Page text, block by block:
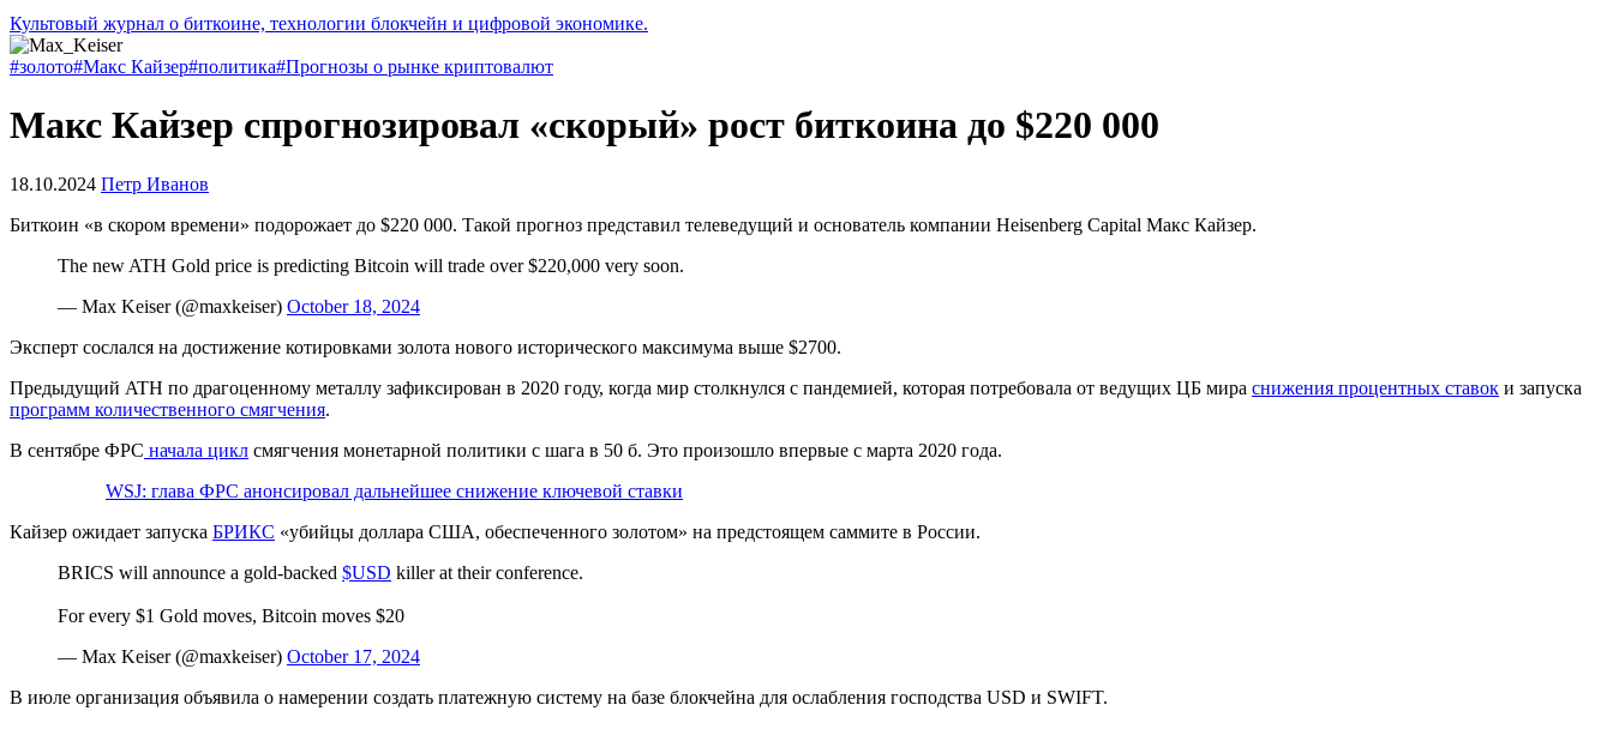
Культовый журнал о биткоине, технологии блокчейн и цифровой экономике.
#золото#Макс Кайзер#политика#Прогнозы о рынке криптовалют
Макс Кайзер спрогнозировал «скорый» рост биткоина до $220 000
18.10.2024 Петр Иванов
Биткоин «в скором времени» подорожает до $220 000. Такой прогноз представил телеведущий и основатель компании Heisenberg Capital Макс Кайзер.
The new ATH Gold price is predicting Bitcoin will trade over $220,000 very soon.
— Max Keiser (@maxkeiser) October 18, 2024
Эксперт сослался на достижение котировками золота нового исторического максимума выше $2700.
Предыдущий ATH по драгоценному металлу зафиксирован в 2020 году, когда мир столкнулся с пандемией, которая потребовала от ведущих ЦБ мира снижения процентных ставок и запуска
программ количественного смягчения.
В сентябре ФРС начала цикл смягчения монетарной политики с шага в 50 б. Это произошло впервые с марта 2020 года.
WSJ: глава ФРС анонсировал дальнейшее снижение ключевой ставки
Кайзер ожидает запуска БРИКС «убийцы доллара США, обеспеченного золотом» на предстоящем саммите в России.
BRICS will announce a gold-backed $USD killer at their conference.
For every $1 Gold moves, Bitcoin moves $20
— Max Keiser (@maxkeiser) October 17, 2024
В июле организация объявила о намерении создать платежную систему на базе блокчейна для ослабления господства USD и SWIFT.